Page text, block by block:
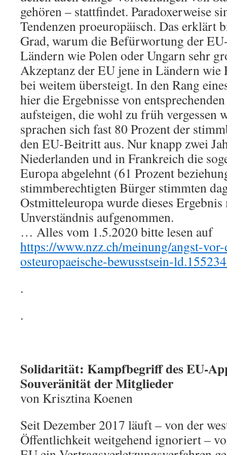
gehören – stattfindet. Paradoxerweise
Tendenzen proeuropäisch. Das erklärt
Grad, warum die Befürwortung der
Ländern wie Polen oder Ungarn sehr
Akzeptanz der EU jene in Ländern
bei weitem übersteigt. In den Rang
hier die Ergebnisse von
aufsteigen, die wohl zu früh vergessen
sprachen sich fast 80 Prozent der
den EU-Beitritt aus. Nur knapp zwei
Niederlanden und in Frankreich die
Europa abgelehnt (61 Prozent
stimmberechtigten Bürger stimmten
Ostmitteleuropa wurde dieses
Unverständnis aufgenommen.
… Alles vom 1.5.2020 bitte lesen auf
https://www.nzz.ch/meinung/angst-
osteuropaeische-bewusstsein-
.
.
Solidarität: Kampfbegriff des EU-
Souveränität der Mitglieder
von Krisztina Koenen
Seit Dezember 2017 läuft – von der
Öffentlichkeit weitgehend ignoriert –